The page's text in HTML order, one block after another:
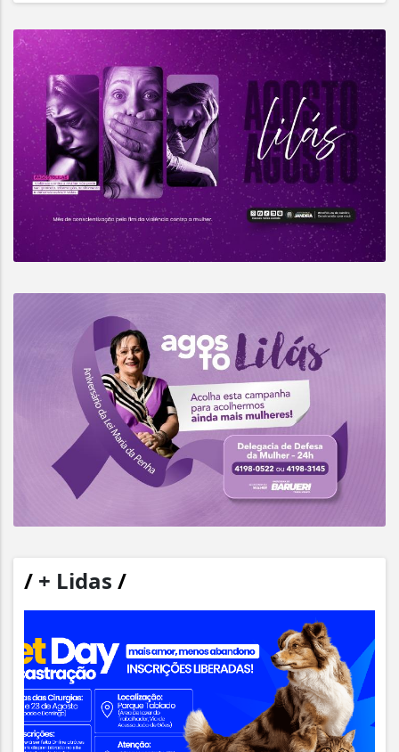
/ + Lidas /